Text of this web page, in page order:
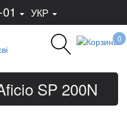
УКР
0
SP 200N